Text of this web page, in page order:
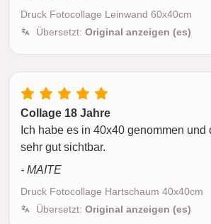
Druck Fotocollage Leinwand 60x40cm
Übersetzt: Original anzeigen (es)
Collage 18 Jahre
Ich habe es in 40x40 genommen und
sehr gut sichtbar.
- MAITE
Druck Fotocollage Hartschaum 40x40cm
Übersetzt: Original anzeigen (es)